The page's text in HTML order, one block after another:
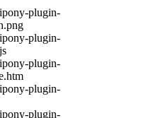
plugin-
plugin-
plugin-
plugin-
plugin-